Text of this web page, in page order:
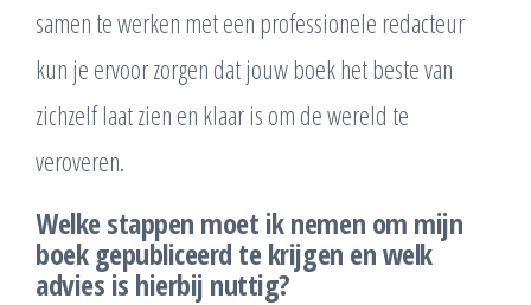
samen te werken met een professionele redacteur
kun je ervoor zorgen dat jouw boek het beste van
zichzelf laat zien en klaar is om de wereld te
veroveren.
Welke stappen moet ik nemen om mijn
boek gepubliceerd te krijgen en welk
advies is hierbij nuttig?